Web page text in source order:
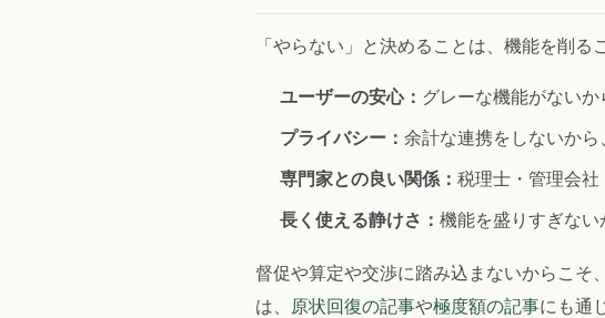
「やらない」と決めることは、機能を削る
ユーザーの安心： グレーな機能がない
プライバシー： 余計な連携をしないか
専門家との良い関係： 税理士・管理会
長く使える静けさ： 機能を盛りすぎな
督促や算定や交渉に踏み込まないからこそ
は、 原状回復の記事や極度額の記事にも通